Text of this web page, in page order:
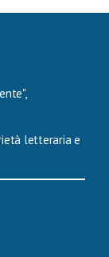
letteraria e